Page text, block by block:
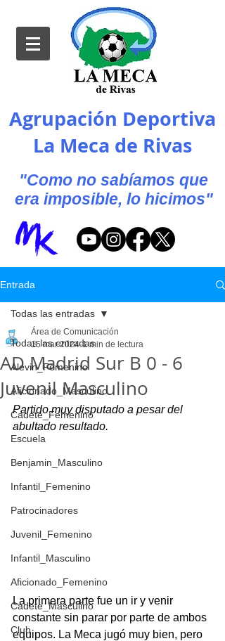
Agrupación Deportiva
La Meca de Rivas
"Como no sabíamos que
era imposible, lo hicimos"
Entrada
Todas las entradas
Alevin_Femenino
Aficionado_Masculino
Cadete_Femenino
Escuela
Benjamin_Masculino
Infantil_Femenino
Patrocinadores
Juvenil_Femenino
Infantil_Masculino
Aficionado_Femenino
Cadete_Masculino
Club
Todas las entradas
AD Madrid Sur B 0 - 6
Juvenil Masculino
Área de Comunicación
15 mar 2024 1 min de lectura
Partido muy disputado a pesar del
abultado resultado.
La primera parte fue un ir y venir
constante sin parar por parte de ambos
equipos. La Meca jugó muy bien, pero